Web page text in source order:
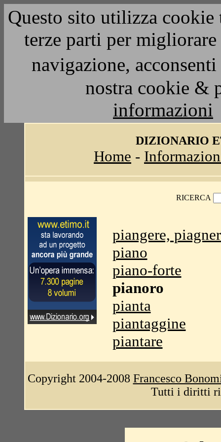
Questo sito utilizza
terze parti per
navigazione,
nostra cookie &
informazioni
DIZIONARIO
Home -
RICERCA
piangere,
piano
piano-forte
pianoro
pianta
piantaggine
piantare
Copyright 2004-2008 Francesco
Tutti i diritti